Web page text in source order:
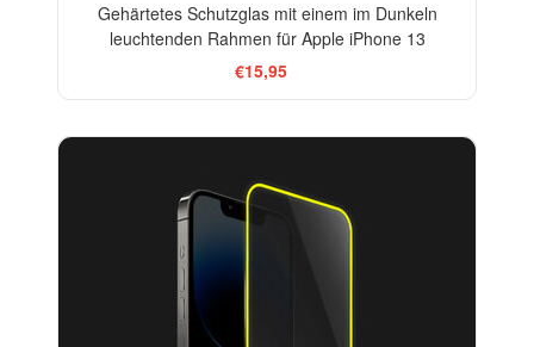
Gehärtetes Schutzglas mit einem im Dunkeln
leuchtenden Rahmen für Apple iPhone 13
€15,95